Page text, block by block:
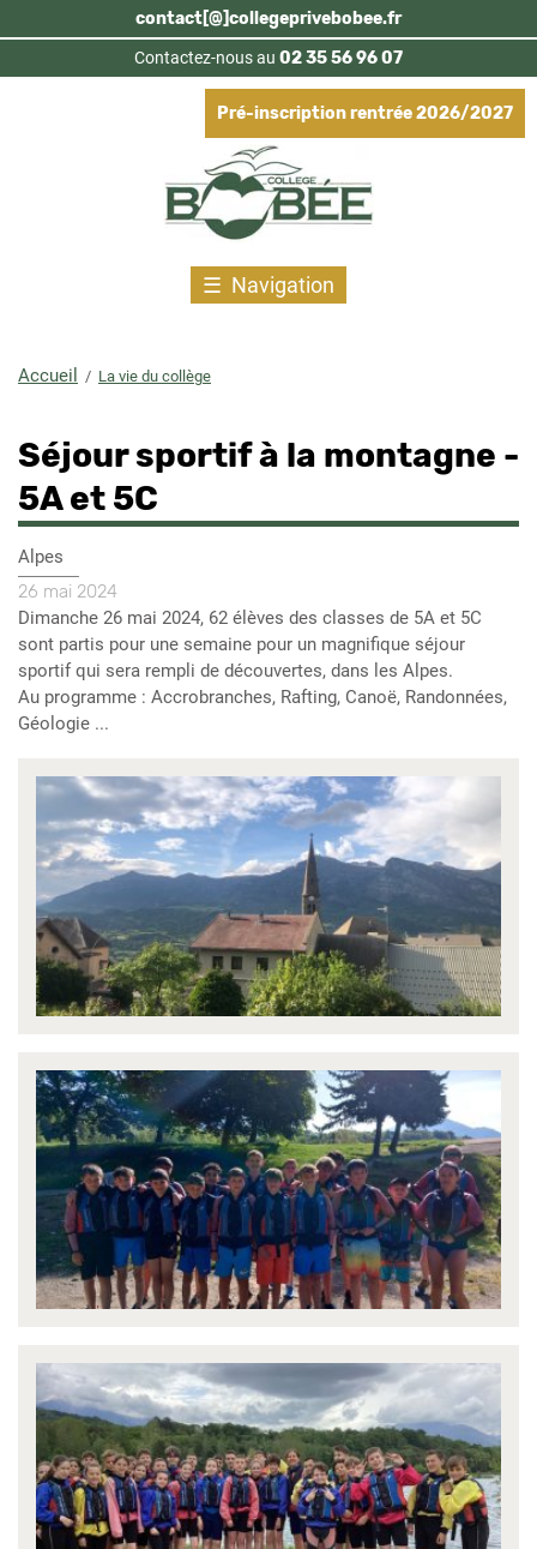
Aller
au
contenu
principal
contact[@]collegeprivebobee.fr
Contactez-nous au 02 35 56 96 07
Pré-inscription rentrée 2026/2027
Navigation
Accueil La vie du collège
Séjour sportif à la montagne -
5A et 5C
Lieu
Alpes
Date
évènement
26 mai 2024
Description
Dimanche 26 mai 2024, 62 élèves des classes de 5A et 5C
sont partis pour une semaine pour un magnifique séjour
sportif qui sera rempli de découvertes, dans les Alpes.
Au programme : Accrobranches, Rafting, Canoë, Randonnées,
Géologie ...
Visuel(s)
évènement